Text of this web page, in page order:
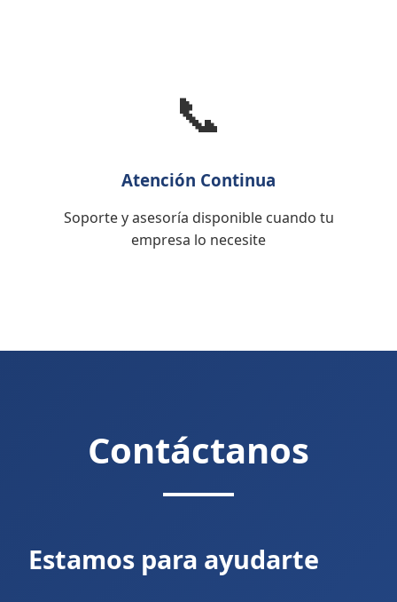
📞
Atención Continua
Soporte y asesoría disponible cuando tu
empresa lo necesite
Contáctanos
Estamos para ayudarte